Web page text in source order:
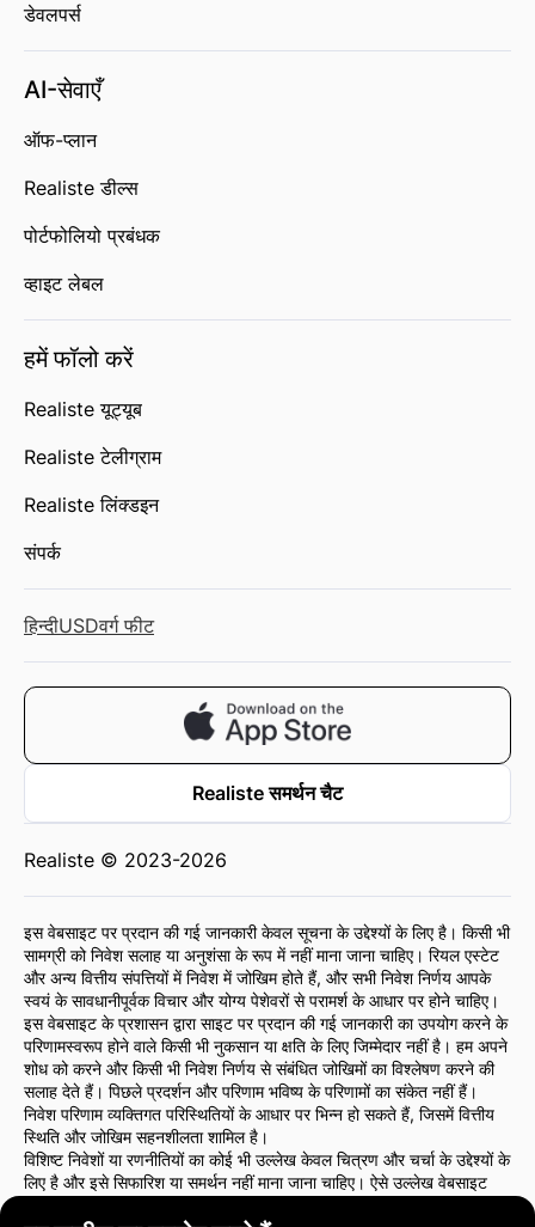
डेवलपर्स
AI-सेवाएँ
ऑफ-प्लान
Realiste डील्स
पोर्टफोलियो प्रबंधक
व्हाइट लेबल
हमें फॉलो करें
Realiste यूट्यूब
Realiste टेलीग्राम
Realiste लिंक्डइन
संपर्क
हिन्दीUSDवर्ग फीट
Realiste समर्थन चैट
Realiste © 2023-2026
इस वेबसाइट पर प्रदान की गई जानकारी केवल सूचना के उद्देश्यों के लिए है। किसी भी
सामग्री को निवेश सलाह या अनुशंसा के रूप में नहीं माना जाना चाहिए। रियल एस्टेट
और अन्य वित्तीय संपत्तियों में निवेश में जोखिम होते हैं, और सभी निवेश निर्णय आपके
स्वयं के सावधानीपूर्वक विचार और योग्य पेशेवरों से परामर्श के आधार पर होने चाहिए।
इस वेबसाइट के प्रशासन द्वारा साइट पर प्रदान की गई जानकारी का उपयोग करने के
परिणामस्वरूप होने वाले किसी भी नुकसान या क्षति के लिए जिम्मेदार नहीं है। हम अपने
शोध को करने और किसी भी निवेश निर्णय से संबंधित जोखिमों का विश्लेषण करने की
सलाह देते हैं। पिछले प्रदर्शन और परिणाम भविष्य के परिणामों का संकेत नहीं हैं।
निवेश परिणाम व्यक्तिगत परिस्थितियों के आधार पर भिन्न हो सकते हैं, जिसमें वित्तीय
स्थिति और जोखिम सहनशीलता शामिल है।
विशिष्ट निवेशों या रणनीतियों का कोई भी उल्लेख केवल चित्रण और चर्चा के उद्देश्यों के
लिए है और इसे सिफारिश या समर्थन नहीं माना जाना चाहिए। ऐसे उल्लेख वेबसाइट